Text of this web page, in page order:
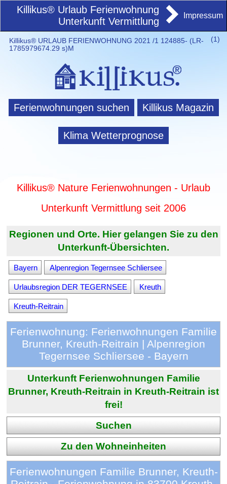
Killikus® Urlaub Ferienwohnung
Unterkunft Vermittlung
Impressum
(1)
Killikus® URLAUB FERIENWOHNUNG 2021 /1 124885- (LR-
1785979674.29 s)M
Ferienwohnungen suchen Killikus Magazin
Klima Wetterprognose
Killikus® Nature Ferienwohnungen - Urlaub
Unterkunft Vermittlung seit 2006
Regionen und Orte. Hier gelangen Sie zu den
Unterkunft-Übersichten.
Bayern Alpenregion Tegernsee Schliersee
Urlaubsregion DER TEGERNSEE Kreuth
Kreuth-Reitrain
Ferienwohnung: Ferienwohnungen Familie
Brunner, Kreuth-Reitrain | Alpenregion
Tegernsee Schliersee - Bayern
Unterkunft Ferienwohnungen Familie
Brunner, Kreuth-Reitrain in Kreuth-Reitrain ist
frei!
Suchen
Zu den Wohneinheiten
Ferienwohnungen Familie Brunner, Kreuth-